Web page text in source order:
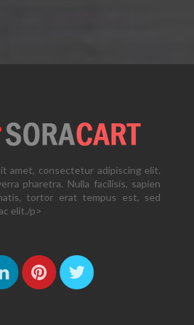
amet, consectetur adipiscing elit.
pharetra. Nulla facilisis, sapien
tortor erat tempus est, sed
elit./p>